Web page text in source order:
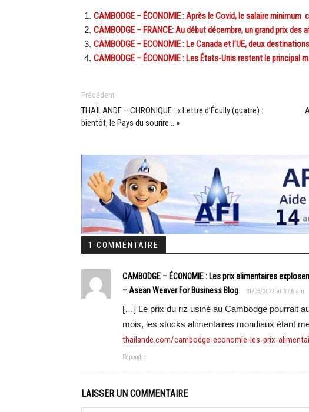
CAMBODGE – ÉCONOMIE : Après le Covid, le salaire
CAMBODGE – FRANCE: Au début décembre, un grand prix
CAMBODGE – ECONOMIE : Le Canada et l’UE, deux
CAMBODGE – ÉCONOMIE : Les États-Unis restent le principal
Précédent
THAÏLANDE – CHRONIQUE : « Lettre d’Écully (quatre) :
bientôt, le Pays du sourire… »
1 COMMENTAIRE
CAMBODGE – ÉCONOMIE : Les prix alimentaires
– Asean Weaver For Business Blog
31/05/2022 at 3:46 am
[…] Le prix du riz usiné au Cambodge pourrait
mois, les stocks alimentaires mondiaux étant
thailande.com/cambodge-economie-les-prix-
Répondre
LAISSER UN COMMENTAIRE